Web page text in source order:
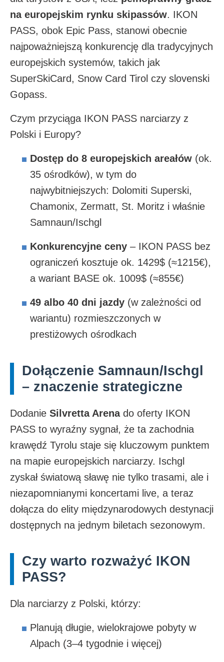
na europejskim rynku skipassów. IKON
PASS, obok Epic Pass, stanowi obecnie
najpoważniejszą konkurencję dla tradycyjnych
europejskich systemów, takich jak
SuperSkiCard, Snow Card Tirol czy slovenski
Gopass.
Czym przyciąga IKON PASS narciarzy z
Polski i Europy?
Dostęp do 8 europejskich areałów (ok.
35 ośrodków), w tym do
najwybitniejszych: Dolomiti Superski,
Chamonix, Zermatt, St. Moritz i właśnie
Samnaun/Ischgl
Konkurencyjne ceny – IKON PASS bez
ograniczeń kosztuje ok. 1429$ (≈1215€),
a wariant BASE ok. 1009$ (≈855€)
49 albo 40 dni jazdy (w zależności od
wariantu) rozmieszczonych w
prestiżowych ośrodkach
Dołączenie Samnaun/Ischgl
– znaczenie strategiczne
Dodanie Silvretta Arenado oferty IKON
PASS to wyraźny sygnał, że ta zachodnia
krawędź Tyrolu staje się kluczowym punktem
na mapie europejskich narciarzy. Ischgl
zyskał światową sławę nie tylko trasami, ale i
niezapomnianymi koncertami live, a teraz
dołącza do elity międzynarodowych destynacji
dostępnych na jednym biletach sezonowym.
Czy warto rozważyć IKON
PASS?
Dla narciarzy z Polski, którzy:
Planują długie, wielokrajowe pobyty w
Alpach (3–4 tygodnie i więcej)